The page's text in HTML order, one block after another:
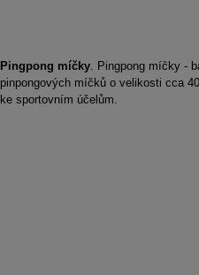
Pingpong míčky. Pingpong míčky -
pinpongových míčků o velikosti cca
ke sportovním účelům.